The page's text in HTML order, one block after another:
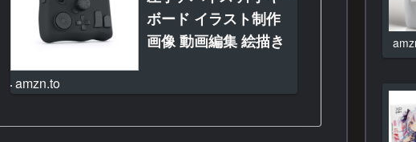
ボード イラスト制作
画像 動画編集 絵描き
操作 Clip Studio Paint
amzn.to